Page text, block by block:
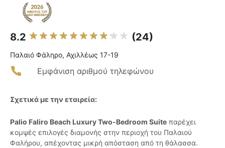
8.2 (24)
Παλαιό Φάληρο, Αχιλλέως 17-19
Εμφάνιση αριθμού τηλεφώνου
Σχετικά με την εταιρεία:
Palio Faliro Beach Luxury Two-Bedroom Suite παρέχει
κομψές επιλογές διαμονής στην περιοχή του Παλαιού
Φαλήρου, απέχοντας μικρή απόσταση από τη θάλασσα.